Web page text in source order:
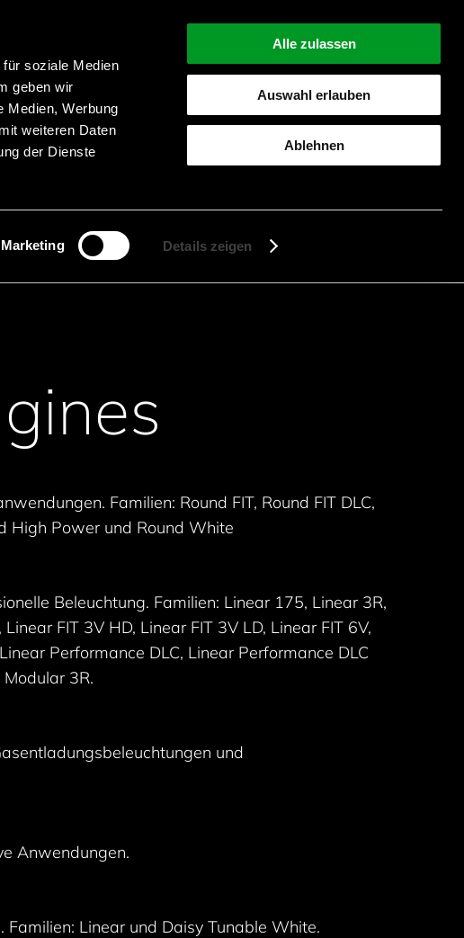
soziale Medien
geben wir
Medien, Werbung
weiteren Daten
der Dienste
Marketing Details zeigen
Alle zulassen
Auswahl erlauben
Ablehnen
Familien: Round FIT, Round FIT DLC,
High Power und Round White
Beleuchtung. Familien: Linear 175, Linear 3R,
FIT 3V HD, Linear FIT 3V LD, Linear FIT 6V,
Performance DLC, Linear Performance DLC
3R.
und
Anwendungen.
Linear und Daisy Tunable White.